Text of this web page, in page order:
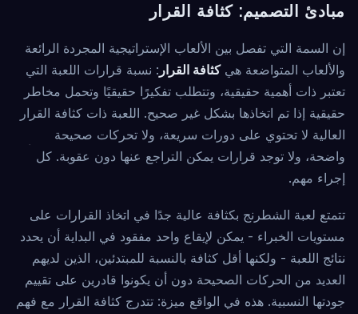
مبادئ التصميم: كثافة القرار
إن السمة التي تفصل بين الألعاب الإستراتيجية المجردة الرائعة
والألعاب المتواضعة هي كثافة القرار : نسبة قرارات اللعبة التي
تعتبر ذات أهمية حقيقية، وتتطلب تفكيرًا حقيقيًا وتحمل مخاطر
حقيقية إذا تم اتخاذها بشكل غير صحيح. اللعبة ذات كثافة القرار
العالية لا تحتوي على دورات سريعة، ولا تحركات صحيحة
واضحة، ولا توجد قرارات يمكن التراجع عنها دون عقوبة. كل
إجراء مهم.
تتمتع لعبة الشطرنج بكثافة عالية جدًا في اتخاذ القرارات على
مستويات الخبراء - يمكن لإيقاع واحد مفقود في البداية أن يحدد
نتائج اللعبة - ولكنها أقل كثافة بالنسبة للمبتدئين، الذين لديهم
العديد من الحركات الصحيحة دون أن يكونوا قادرين على تقييم
جودتها النسبية. هذه في الواقع ميزة: تتدرج كثافة القرار مع فهم